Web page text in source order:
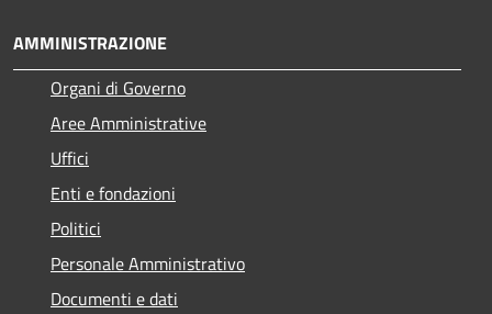
AMMINISTRAZIONE
Organi di Governo
Aree Amministrative
Uffici
Enti e fondazioni
Politici
Personale Amministrativo
Documenti e dati